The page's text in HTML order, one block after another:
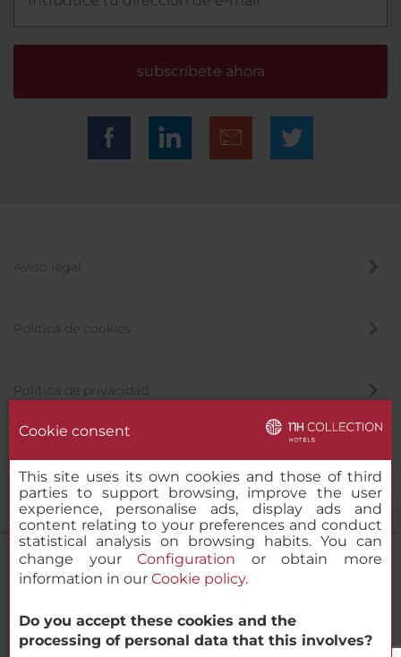
NH Collection Heidelberg
subscríbete ahora
Aviso legal
Política de cookies
Política de privacidad
© 2000-2026 MINOR HOTELS EUROPE & AMERICAS Santa Engracia,
Cookie consent
This site uses its own cookies and those of third
parties to support browsing, improve the user
experience, personalise ads, display ads and
content relating to your preferences and conduct
statistical analysis on browsing habits. You can
change yourConfiguration or obtain more
information in our Cookie policy.
Do you accept these cookies and the
processing of personal data that this involves?